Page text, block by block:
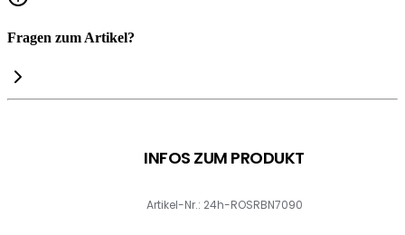
Fragen zum Artikel?
INFOS ZUM PRODUKT
Artikel-Nr.: 24h-ROSRBN7090